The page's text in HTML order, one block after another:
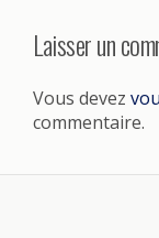
Laisser un
Vous devez
commentaire.